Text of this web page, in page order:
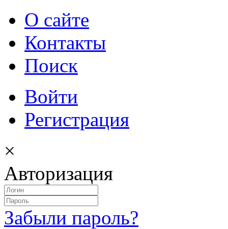
О сайте
Контакты
Поиск
Войти
Регистрация
×
Авторизация
Забыли пароль?